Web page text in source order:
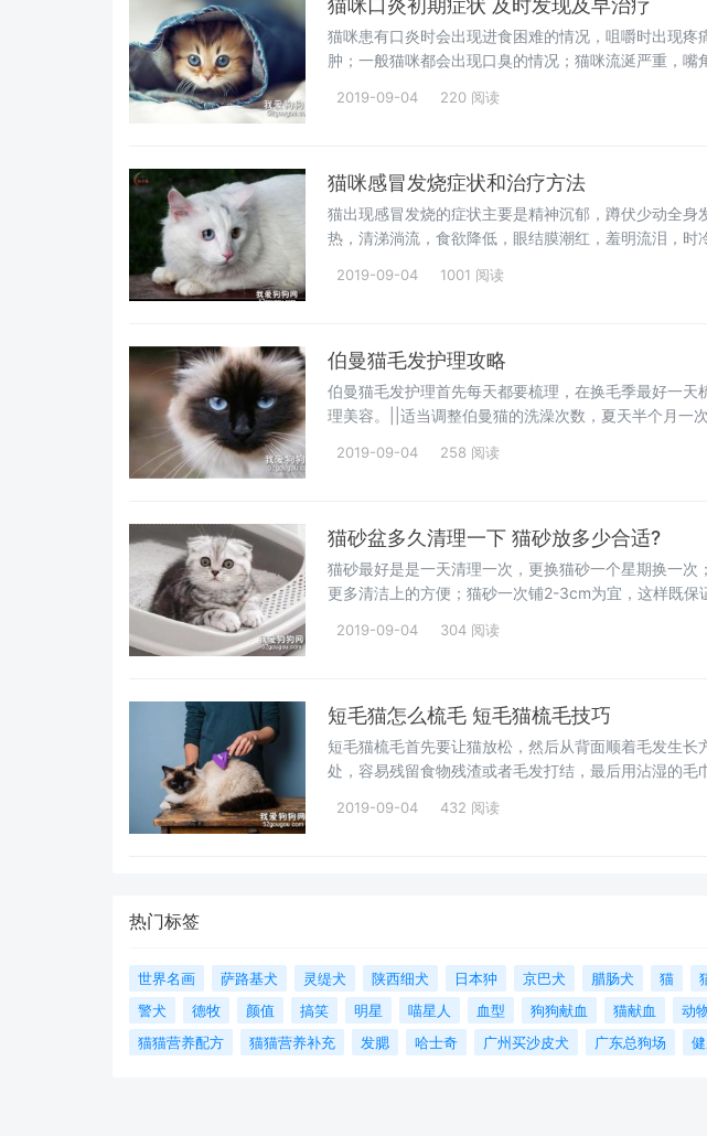
猫咪口炎初期症状 及时发现及早治疗
猫咪患有口炎时会出现进食困难的情况，咀嚼时出现疼
肿；一般猫咪都会出现口臭的情况；猫咪流涎严重，嘴
2019-09-04 220 阅读
猫咪感冒发烧症状和治疗方法
猫出现感冒发烧的症状主要是精神沉郁，蹲伏少动全
热，清涕淌流，食欲降低，眼结膜潮红，羞明流泪，时
2019-09-04 1001 阅读
伯曼猫毛发护理攻略
伯曼猫毛发护理首先每天都要梳理，在换毛季最好一
理美容。||适当调整伯曼猫的洗澡次数，夏天半个月一
2019-09-04 258 阅读
猫砂盆多久清理一下 猫砂放多少合适?
猫砂最好是是一天清理一次，更换猫砂一个星期换一次
更多清洁上的方便；猫砂一次铺2-3cm为宜，这样既保
2019-09-04 304 阅读
短毛猫怎么梳毛 短毛猫梳毛技巧
短毛猫梳毛首先要让猫放松，然后从背面顺着毛发生长
处，容易残留食物残渣或者毛发打结，最后用沾湿的毛
2019-09-04 432 阅读
热门标签
世界名画 萨路基犬 灵缇犬 陕西细犬 日本狆 京巴犬 腊肠犬 猫
警犬
德牧 颜值 搞笑 明星 喵星人 血型 狗狗献血 猫献血 动
猫猫营养配方
猫猫营养补充 发腮 哈士奇 广州买沙皮犬 广东总狗场